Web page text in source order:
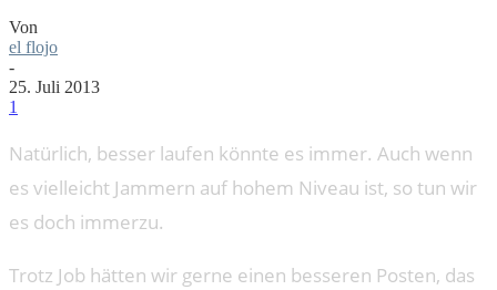
Von
el flojo
-
25. Juli 2013
1
Natürlich, besser laufen könnte es immer. Auch wenn
es vielleicht Jammern auf hohem Niveau ist, so tun wir
es doch immerzu.
Trotz Job hätten wir gerne einen besseren Posten, das